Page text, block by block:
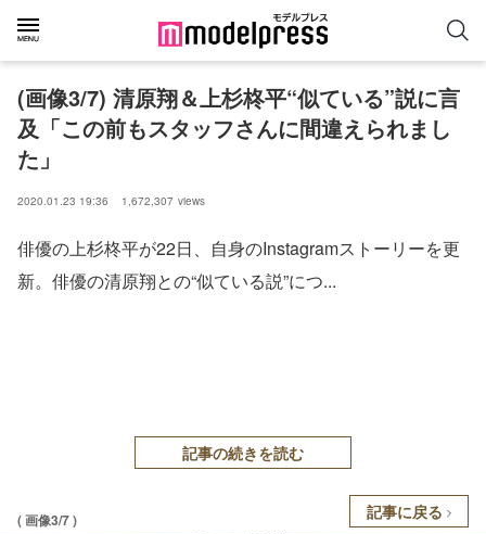
(画像3/7) 清原翔＆上杉柊平“似ている”説に言
及「この前もスタッフさんに間違えられまし
た」
2020.01.23 19:36 1,672,307 views
俳優の上杉柊平が22日、自身のInstagramストーリーを更
新。俳優の清原翔との“似ている説”につ...
記事の続きを読む
( 画像3/7 ) 記事に戻る